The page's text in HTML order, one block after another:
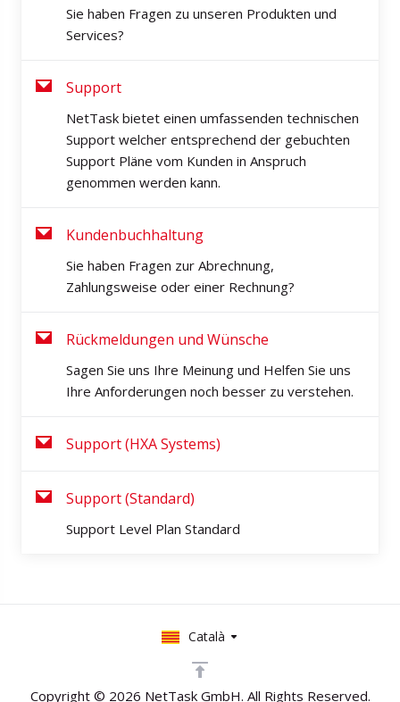
Sie haben Fragen zu unseren Produkten und
Services?
Support
NetTask bietet einen umfassenden technischen
Support welcher entsprechend der gebuchten
Support Pläne vom Kunden in Anspruch
genommen werden kann.
Kundenbuchhaltung
Sie haben Fragen zur Abrechnung,
Zahlungsweise oder einer Rechnung?
Rückmeldungen und Wünsche
Sagen Sie uns Ihre Meinung und Helfen Sie uns
Ihre Anforderungen noch besser zu verstehen.
Support (HXA Systems)
Support (Standard)
Support Level Plan Standard
Copyright © 2026 NetTask GmbH. All Rights Reserved.
Català